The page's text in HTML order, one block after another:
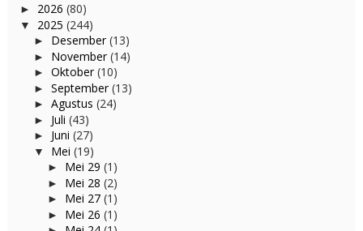
► 2026 (80)
▼ 2025 (244)
► Desember(13)
► November(14)
► Oktober(10)
► September(13)
► Agustus (24)
► Juli (43)
► Juni (27)
▼ Mei (19)
► Mei 29 (1)
► Mei 28 (2)
► Mei 27 (1)
► Mei 26 (1)